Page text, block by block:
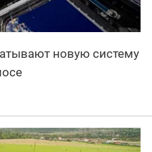
новую систему